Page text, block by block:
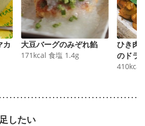
カ
大豆バーグのみぞれ餡
171 kcal 食塩 1.4g
ひき肉
のドラ
410kcal
したい